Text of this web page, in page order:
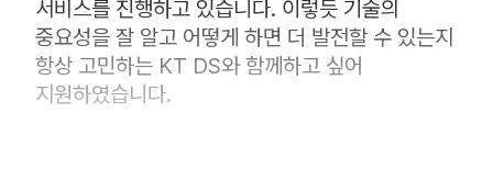
서비스를 진행하고 있습니다. 이렇듯 기술의
중요성을 잘 알고 어떻게 하면 더 발전할 수 있는지
항상 고민하는 KT DS와 함께하고 싶어
지원하였습니다.